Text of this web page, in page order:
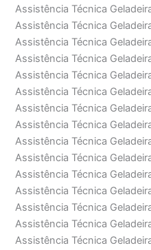
Assistência Técnica
Assistência Técnica
Assistência Técnica
Assistência Técnica
Assistência Técnica
Assistência Técnica
Assistência Técnica
Assistência Técnica
Assistência Técnica
Assistência Técnica
Assistência Técnica
Assistência Técnica
Assistência Técnica
Assistência Técnica
Assistência Técnica